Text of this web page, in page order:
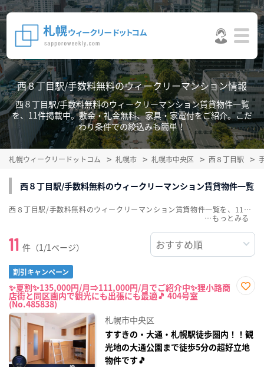
西８丁目駅/手数料無料のウィークリーマンション情報
西８丁目駅/手数料無料のウィークリーマンション賃貸物件一覧
を、11件掲載中。敷金・礼金無料、家具・家電付をご紹介。こだ
わり条件での絞込みも簡単！
札幌ウィークリードットコム 札幌市 札幌市中央区 西８丁目駅
西８丁目駅/手数料無料のウィークリーマンション賃貸物件一覧
11 件（1/1ページ）
割引キャンペーン
✨夏割✨135,000円/月⇒111,000円/月でご紹介中✨狸小路商
店街と同区画内で観光にも出張にも最適🎵 404号室
(No.485838)
札幌市中央区
すすきの・大通・札幌駅徒歩圏内！！観
光地の大通公園まで徒歩5分の超好立地
物件です🎵
西８丁目駅/手数料無料のウィークリーマンション賃貸物件一覧を、11件掲載中。敷金・礼金無料、家具・家電付をご紹介。こだわり条件での絞込みも簡単！
…